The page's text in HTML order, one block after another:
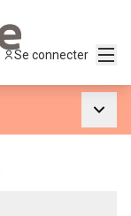
Se connecter